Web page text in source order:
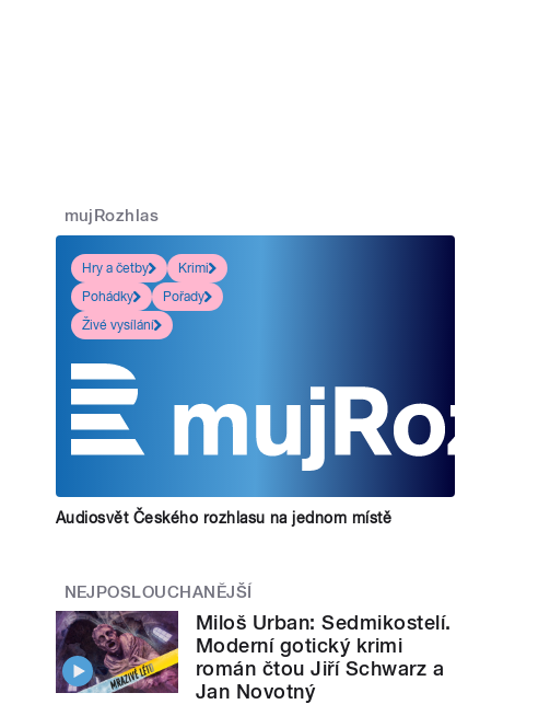
mujRozhlas
Hry a četby
Krimi
Pohádky
Pořady
Živé vysílání
Audiosvět Českého rozhlasu na jednom místě
NEJPOSLOUCHANĚJŠÍ
Miloš Urban: Sedmikostelí.
Moderní gotický krimi
román čtou Jiří Schwarz a
Jan Novotný